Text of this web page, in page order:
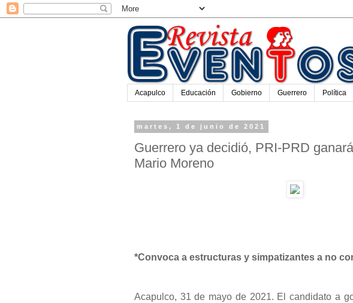
Acapulco Educación Gobierno Guerrero Política
martes, 1 de junio de 2021
Guerrero ya decidió, PRI-PRD
Mario Moreno
*Convoca a estructuras y simpatizantes a no
Acapulco, 31 de mayo de 2021. El candidato a